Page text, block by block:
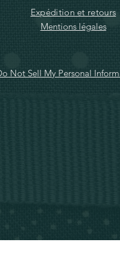
Expédition et retours
Mentions légales
Not Sell My Personal